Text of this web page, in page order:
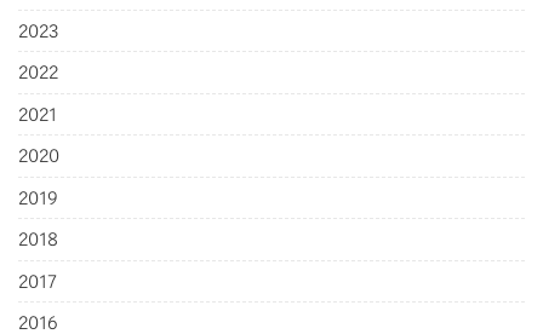
2023
2022
2021
2020
2019
2018
2017
2016